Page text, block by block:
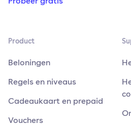
Product
Beloningen
Regels en niveaus
Cadeaukaart en prepaid
Vouchers